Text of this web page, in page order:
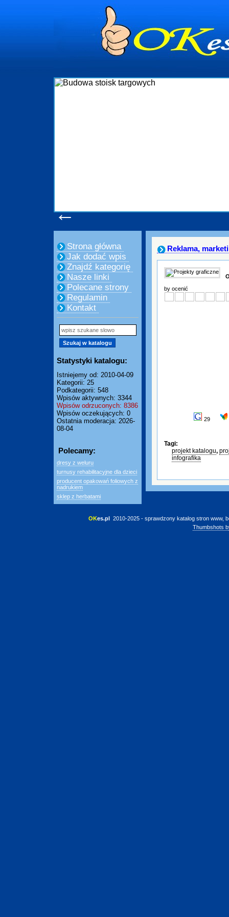
←
Strona główna
Jak dodać wpis
Znajdź kategorię
Nasze linki
Polecane strony
Regulamin
Kontakt
Statystyki katalogu:
Istniejemy od: 2010-04-09
Kategorii: 25
Podkategorii: 548
Wpisów aktywnych: 3344
Wpisów odrzuconych: 8386
Wpisów oczekujących: 0
Ostatnia moderacja: 2026-
08-04
Polecamy:
dresy z weluru
turnusy rehabilitacyjne dla dzieci
producent opakowań foliowych z
nadrukiem
sklep z herbatami
Reklama,
by ocenić
29
Tagi:
projekt katalogu,
infografika
OKes.pl 2010-2025 - sprawdzony katalog stron www,
Thumbshots